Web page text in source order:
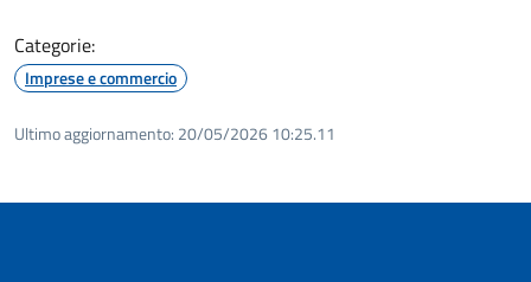
Categorie:
Imprese e commercio
Ultimo aggiornamento: 20/05/2026 10:25.11